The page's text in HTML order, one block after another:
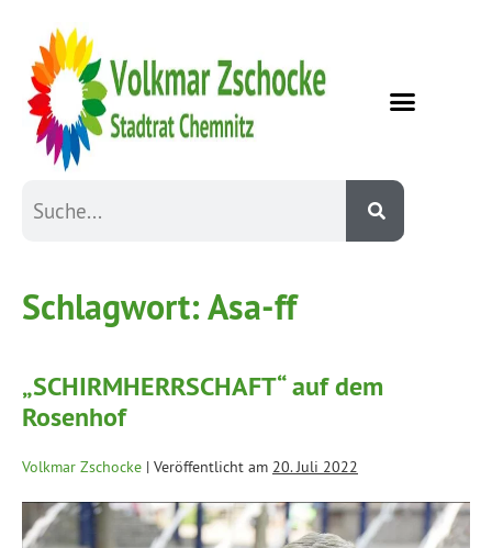
Schlagwort:Asa-ff
„SCHIRMHERRSCHAFT“ auf dem
Rosenhof
Volkmar Zschocke | Veröffentlicht am 20. Juli 2022